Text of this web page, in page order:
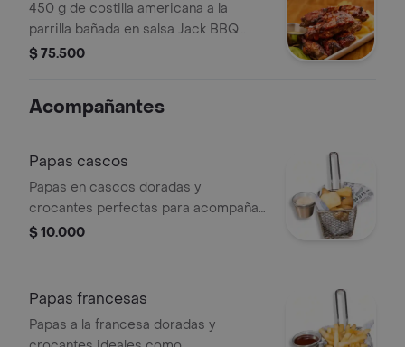
450 g de costilla americana a la
parrilla bañada en salsa Jack BBQ
acompañada de guarnición y
$ 75.500
Acompañantes
Papas cascos
Papas en cascos doradas y
crocantes perfectas para acompañar
tu burger o plato favorito.
$ 10.000
Papas francesas
Papas a la francesa doradas y